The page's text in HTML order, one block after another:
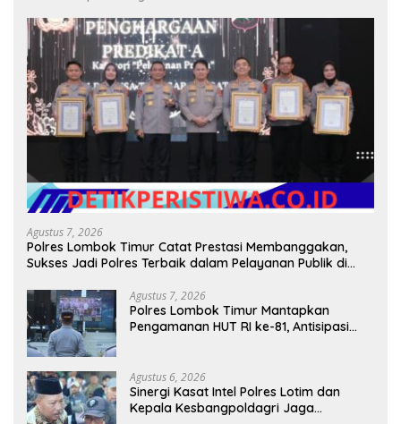
Agustus 7, 2026
Polres Lombok Timur Catat Prestasi Membanggakan,
Sukses Jadi Polres Terbaik dalam Pelayanan Publik di
Agustus 7, 2026
Polres Lombok Timur Mantapkan
Pengamanan HUT RI ke-81, Antisipasi
Agustus 6, 2026
Sinergi Kasat Intel Polres Lotim dan
Kepala Kesbangpoldagri Jaga